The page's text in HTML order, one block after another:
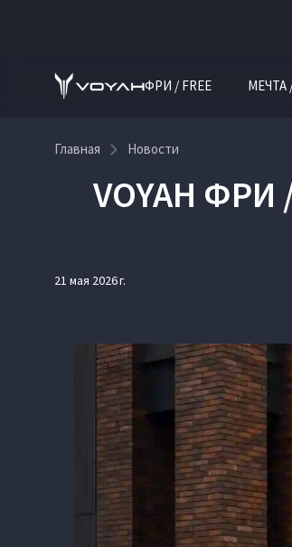
ФРИ / FREE МЕЧТА
Главная Новости
VOYAH
21 мая 2026 г.